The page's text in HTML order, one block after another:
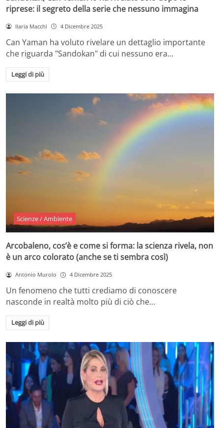
riprese: il segreto della serie che nessuno immagina
Ilaria Macchi 4 Dicembre 2025
Can Yaman ha voluto rivelare un dettaglio importante
che riguarda "Sandokan" di cui nessuno era…
Leggi di più
Scienze / Ambiente
Arcobaleno, cos’è e come si forma: la scienza rivela, non
è un arco colorato (anche se ti sembra così)
Antonio Murolo 4 Dicembre 2025
Un fenomeno che tutti crediamo di conoscere
nasconde in realtà molto più di ciò che…
Leggi di più